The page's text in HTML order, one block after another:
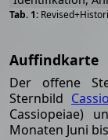
Auffindkarte
Der offene
Sternbild
Cassiopeiae)
Monaten Juni